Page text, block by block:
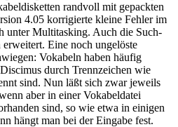
randvoll mit gepackten
4.05 korrigierte kleine Fehler im
unter Multitasking. Auch die Such-
Eine noch ungelöste
Vokabeln haben häufig
durch Trennzeichen wie
sind. Nun läßt sich zwar jeweils
aber in einer Vokabeldatei
sind, so wie etwa in einigen
hängt man bei der Eingabe fest.